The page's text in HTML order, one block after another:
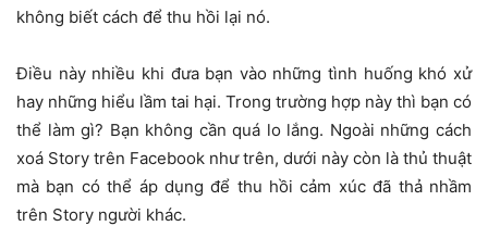
không biết cách để thu hồi lại nó.
Điều này nhiều khi đưa bạn vào những tình huống khó xử
hay những hiểu lầm tai hại. Trong trường hợp này thì bạn có
thể làm gì? Bạn không cần quá lo lắng. Ngoài những cách
xoá Story trên Facebook như trên, dưới này còn là thủ thuật
mà bạn có thể áp dụng để thu hồi cảm xúc đã thả nhầm
trên Story người khác.